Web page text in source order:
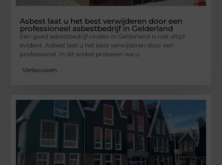
Asbest laat u het best verwijderen door een
professioneel asbestbedrijf in Gelderland
Een goed asbestbedrijf vinden in Gelderland is niet altijd
evident. Asbest laat u het best verwijderen door een
professional. In dit artikel proberen we u
Verbouwen